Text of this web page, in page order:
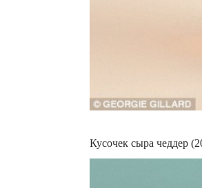
Кусочек сыра чеддер